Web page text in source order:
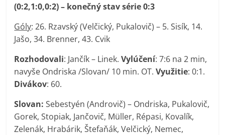
(0:2,1:0,0:2) – konečný stav série 0:3
Góly: 26. Rzavský (Velčický, Pukalovič) – 5. Sisík, 14.
Jašo, 34. Brenner, 43. Cvik
Rozhodovali: Jančík – Linek.Vylúčení: 7:6 na 2 min,
navyše Ondriska /Slovan/ 10 min. OT.Využitie: 0:1.
Divákov: 60.
Slovan: Sebestyén (Androvič) – Ondriska, Pukalovič,
Gorek, Stopiak, Jančovič, Müller, Répasi, Kovalík,
Zelenák, Hrabárik, Štefaňák, Velčický, Nemec,